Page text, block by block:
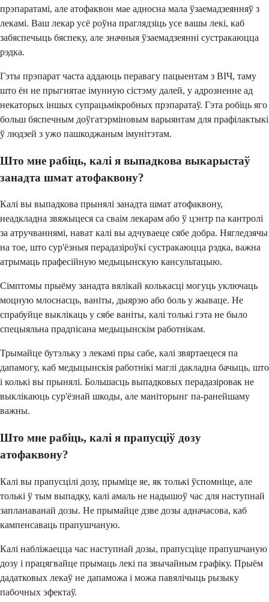
прэпаратамі, але атофаквон мае адносна мала ўзаемадзеянняў з
лекамі. Ваш лекар усё роўна праглядзіць усе вашы лекі, каб
забяспечыць бяспеку, але значныя ўзаемадзеянні сустракаюцца
рэдка.
Гэты прэпарат часта аддаюць перавагу пацыентам з ВІЧ, таму
што ён не прыгнятае імунную сістэму далей, у адрозненне ад
некаторых іншых супрацьмікробных прэпаратаў. Гэта робіць яго
больш бяспечным доўгатэрміновым варыянтам для прафілактыкі
ў людзей з ужо пашкоджаным імунітэтам.
Што мне рабіць, калі я выпадкова выкарыстаў
занадта шмат атофаквону?
Калі вы выпадкова прынялі занадта шмат атофаквону,
неадкладна звяжыцеся са сваім лекарам або ў цэнтр па кантролі
за атручваннямі, нават калі вы адчуваеце сябе добра. Нягледзячы
на тое, што сур'ёзныя перадазіроўкі сустракаюцца рэдка, важна
атрымаць прафесійную медыцынскую кансультацыю.
Сімптомы прыёму занадта вялікай колькасці могуць уключаць
моцную млоснасць, ваніты, дыярэю або боль у жываце. Не
спрабуйце выклікаць у сябе ваніты, калі толькі гэта не было
спецыяльна прадпісана медыцынскім работнікам.
Трымайце бутэльку з лекамі пры сабе, калі звяртаецеся па
дапамогу, каб медыцынскія работнікі маглі дакладна бачыць, што
і колькі вы прынялі. Большасць выпадковых перадазіровак не
выклікаюць сур'ёзнай шкоды, але маніторынг па-ранейшаму
важны.
Што мне рабіць, калі я прапусціў дозу
атофаквону?
Калі вы прапусцілі дозу, прыміце яе, як толькі ўспомніце, але
толькі ў тым выпадку, калі амаль не надышоў час для наступнай
запланаванай дозы. Не прымайце дзве дозы адначасова, каб
кампенсаваць прапушчаную.
Калі набліжаецца час наступнай дозы, прапусціце прапушчаную
дозу і працягвайце прымаць лекі па звычайным графіку. Прыём
дадатковых лекаў не дапаможа і можа павялічыць рызыку
пабочных эфектаў.